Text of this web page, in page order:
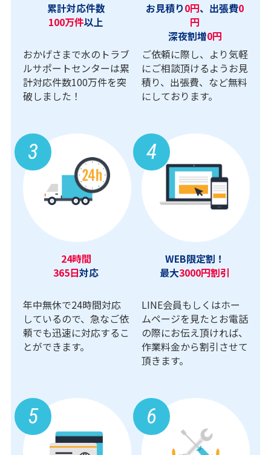
累計対応件数
100万件以上
おかげさまで水のトラブ
ルサポートセンターは累
計対応件数100万件を突
破しました！
お見積り0円、出張費0
円
深夜割増0円
ご依頼に際し、より気軽
にご相談頂けるようお見
積り、出張費、など無料
にしております。
3
24時間
365日対応
年中無休で24時間対応
しているので、急なご依
頼でも迅速に対応するこ
とができます。
4
WEB限定割！
最大3000円割引
LINE会員もしくはホー
ムページを見たとお電話
の際にお伝え頂ければ、
作業料金から割引させて
頂きます。
5 6